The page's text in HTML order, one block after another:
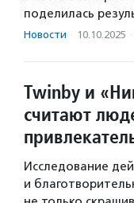
поделилась
Новости · 10.10.2025 ·
Twinby и
считают
Исследование
и